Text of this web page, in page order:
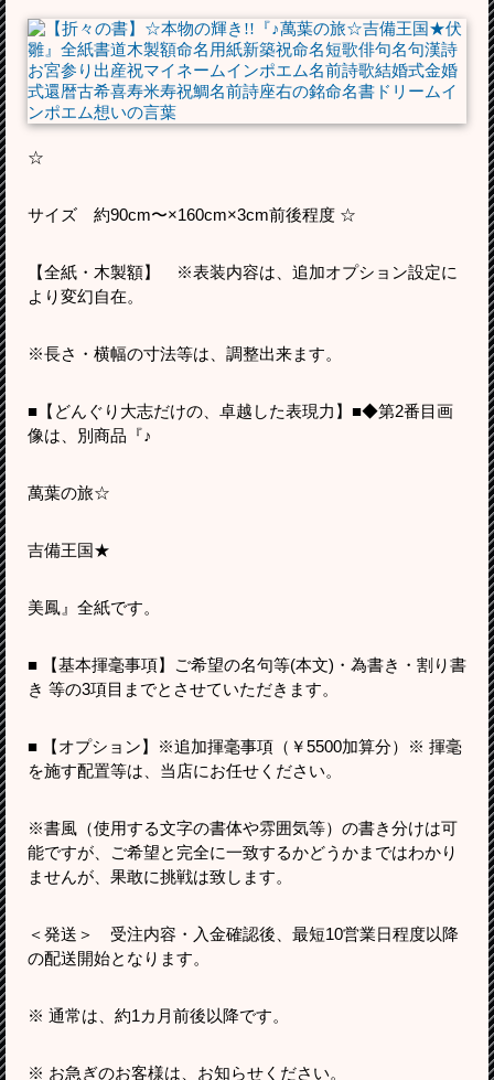
☆
サイズ 約90cm〜×160cm×3cm前後程度 ☆
【全紙・木製額】 ※表装内容は、追加オプション設定に
より変幻自在。
※長さ・横幅の寸法等は、調整出来ます。
■【どんぐり大志だけの、卓越した表現力】■◆第2番目画
像は、別商品『♪
萬葉の旅☆
吉備王国★
美鳳』全紙です。
■ 【基本揮毫事項】ご希望の名句等(本文)・為書き・割り書
き 等の3項目までとさせていただきます。
■ 【オプション】※追加揮毫事項（￥5500加算分）※ 揮毫
を施す配置等は、当店にお任せください。
※書風（使用する文字の書体や雰囲気等）の書き分けは可
能ですが、ご希望と完全に一致するかどうかまではわかり
ませんが、果敢に挑戦は致します。
＜発送＞ 受注内容・入金確認後、最短10営業日程度以降
の配送開始となります。
※ 通常は、約1カ月前後以降です。
※ お急ぎのお客様は、お知らせください。